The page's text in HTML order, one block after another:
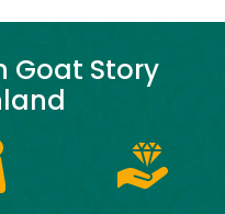
Goat Story